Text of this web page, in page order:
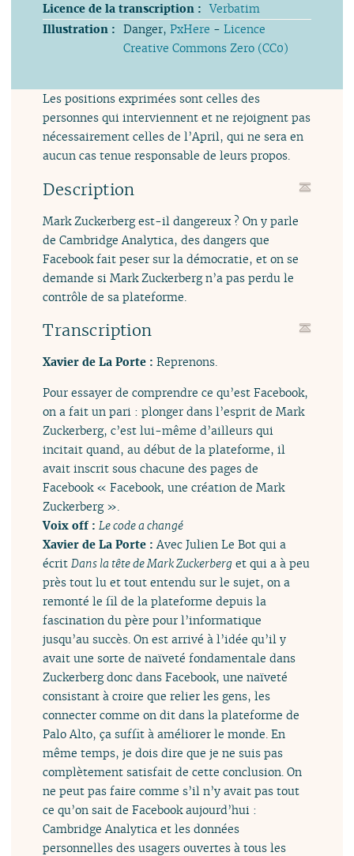
Licence de la transcription : Verbatim
Illustration : Danger,PxHere -Licence
Creative Commons Zero (CC0)
Les positions exprimées sont celles des
personnes qui interviennent et ne rejoignent pas
nécessairement celles de l’April, qui ne sera en
aucun cas tenue responsable de leurs propos.
Description
Mark Zuckerberg est-il dangereux ? On y parle
de Cambridge Analytica, des dangers que
Facebook fait peser sur la démocratie, et on se
demande si Mark Zuckerberg n’a pas perdu le
contrôle de sa plateforme.
Transcription
Xavier de La Porte :Reprenons.
Pour essayer de comprendre ce qu’est Facebook,
on a fait un pari : plonger dans l’esprit de Mark
Zuckerberg, c’est lui-même d’ailleurs qui
incitait quand, au début de la plateforme, il
avait inscrit sous chacune des pages de
Facebook « Facebook, une création de Mark
Zuckerberg ».
Voix off : Le code a changé
Xavier de La Porte :Avec Julien Le Bot qui a
écrit Dans la tête de Mark Zuckerberg et qui a à peu
près tout lu et tout entendu sur le sujet, on a
remonté le fil de la plateforme depuis la
fascination du père pour l’informatique
jusqu’au succès. On est arrivé à l’idée qu’il y
avait une sorte de naïveté fondamentale dans
Zuckerberg donc dans Facebook, une naïveté
consistant à croire que relier les gens, les
connecter comme on dit dans la plateforme de
Palo Alto, ça suffit à améliorer le monde. En
même temps, je dois dire que je ne suis pas
complètement satisfait de cette conclusion. On
ne peut pas faire comme s’il n’y avait pas tout
ce qu’on sait de Facebook aujourd’hui :
Cambridge Analytica et les données
personnelles des usagers ouvertes à tous les